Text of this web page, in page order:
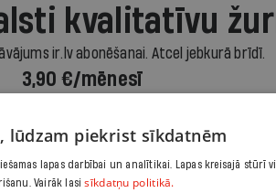
kvalitatīvu
ir.lv abonēšanai. Atcel jebkurā brīdī.
3,90 €/mēnesī
Abonēt
iespējas meklē šeit
lūdzam piekrist sīkdatnēm
lapas darbībai un analītikai. Lapas kreisajā stūrī
Vairāk lasisīkdatņu politikā.